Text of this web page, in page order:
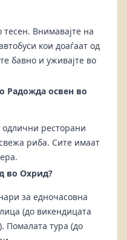
Внимавајте на
кои доаѓаат од
бавно и уживајте во
Радожда освен во
одлични ресторани
риба. Сите имаат
во Охрид?
за едночасовна
(до викендицата
Помалата тура (до